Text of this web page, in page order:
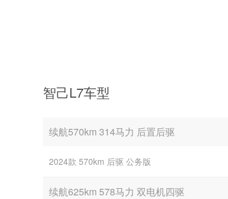
智己L7车型
续航570km 314马力 后置后驱
2024款 570km 后驱 公务版
续航625km 578马力 双电机四驱